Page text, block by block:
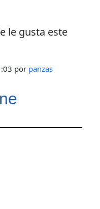
le gusta este
por panzas